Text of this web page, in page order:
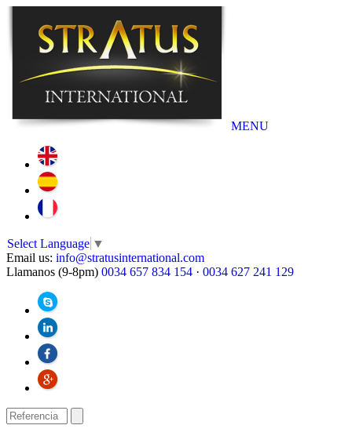
MENU
Select Language ▼
Email us: info@stratusinternational.com
Llamanos (9-8pm) 0034 657 834 154 · 0034 627 241 129